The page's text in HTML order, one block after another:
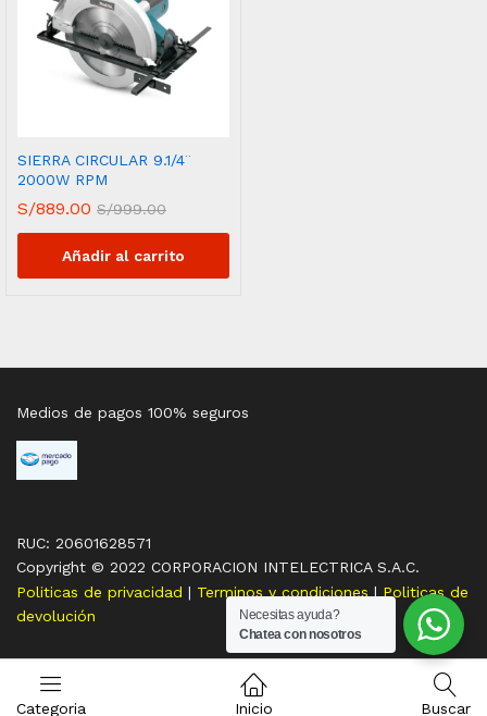
SIERRA CIRCULAR 9.1/4¨
2000W RPM
S/889.00 S/999.00
Añadir al carrito
RUC: 20601628571
Copyright © 2022 CORPORACION INTELECTRICA S.A.C.
Medios de pagos 100% seguros
Politicas de privacidad | Terminos y condiciones|Politicas de
devolución
Necesitas ayuda?
Chatea con nosotros
Categoria Inicio Buscar